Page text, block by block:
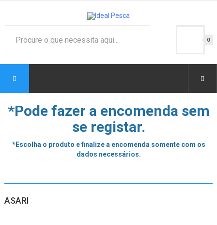
0
*Pode fazer a encomenda sem
se registar.
*Escolha o produto e finalize a encomenda somente com os
dados necessários.
ASARI